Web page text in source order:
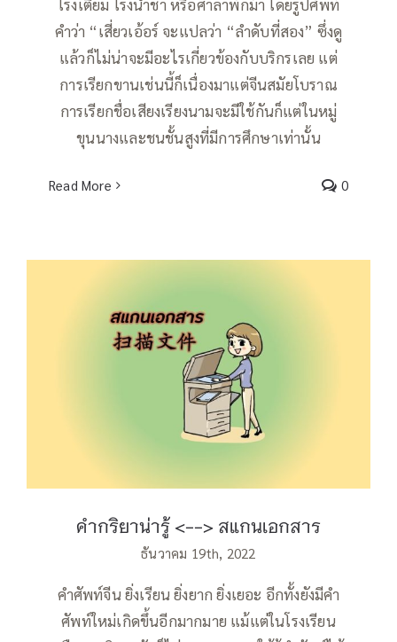
โรงเตี๊ยม โรงน้ำชา หรือศาลาพักม้า โดยรูปศัพท์
คำว่า “เสี่ยวเอ้อร์ จะแปลว่า “ลำดับที่สอง” ซึ่งดู
แล้วก็ไม่น่าจะมีอะไรเกี่ยวข้องกับบริกรเลย แต่
การเรียกขานเช่นนี้ก็เนื่องมาแต่จีนสมัยโบราณ
การเรียกชื่อเสียงเรียงนามจะมีใช้กันก็แต่ในหมู่
ขุนนางและชนชั้นสูงที่มีการศึกษาเท่านั้น
Read More 0
คำกริยาน่ารู้ สแกนเอกสาร
คำกริยาน่ารู้ <--> สแกนเอกสาร
ธันวาคม 19th, 2022
คำศัพท์จีน ยิ่งเรียน ยิ่งยาก ยิ่งเยอะ อีกทั้งยังมีคำ
ศัพท์ใหม่เกิดขึ้นอีกมากมาย แม้แต่ในโรงเรียน